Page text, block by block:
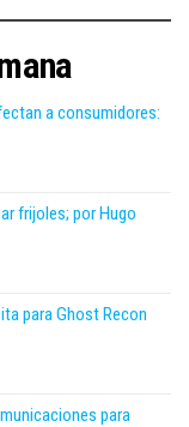
a consumidores:
frijoles; por Hugo
para Ghost Recon
para